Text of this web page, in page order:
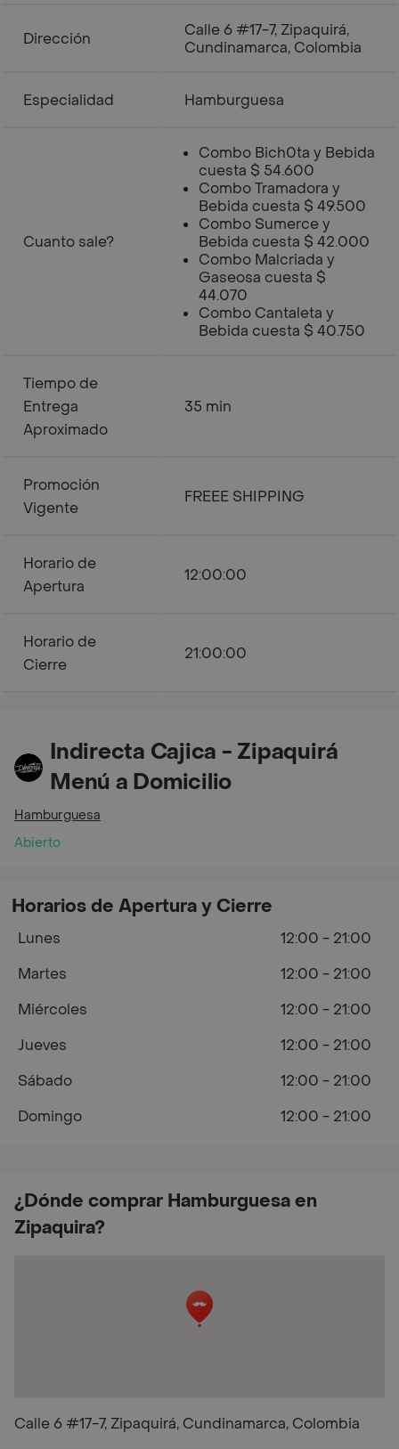
Dirección
Calle 6 #17-7, Zipaquirá,
Cundinamarca, Colombia
Especialidad Hamburguesa
Cuanto sale?
Combo Bich0ta y Bebida
cuesta $ 54.600
Combo Tramadora y
Bebida cuesta $ 49.500
Combo Sumerce y
Bebida cuesta $ 42.000
Combo Malcriada y
Gaseosa cuesta $
44.070
Combo Cantaleta y
Bebida cuesta $ 40.750
Tiempo de
Entrega
Aproximado
35 min
Promoción
Vigente
FREEE SHIPPING
Horario de
Apertura
12:00:00
Horario de
Cierre
21:00:00
Indirecta Cajica - Zipaquirá
Menú a Domicilio
Hamburguesa
Abierto
¿Dónde comprar Hamburguesa en
Zipaquira?
Calle 6 #17-7, Zipaquirá, Cundinamarca, Colombia
Horarios de Apertura y Cierre
Lunes
12:00 - 21:00
Martes
12:00 - 21:00
Miércoles
12:00 - 21:00
Jueves
12:00 - 21:00
Sábado
12:00 - 21:00
Domingo
12:00 - 21:00